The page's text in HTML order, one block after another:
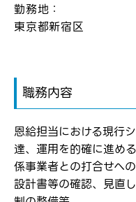
弊社ホームペー
ログイン
お気に入り登録にはロ
勤務地：
東京都新宿区
職務内容
恩給担当における現行
達、運用を的確に進め
係事業者との打合せへ
設計書等の確認、見直